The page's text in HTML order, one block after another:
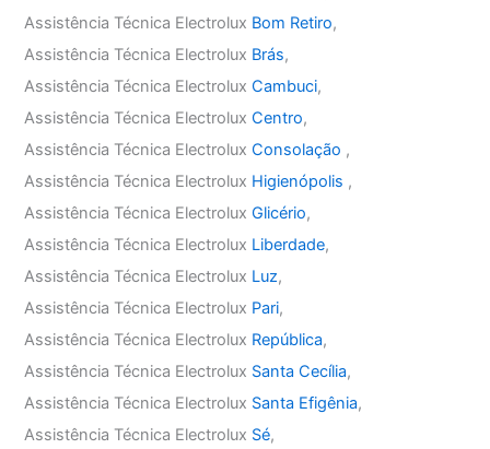
Assistência Técnica Electrolux Bom Retiro,
Assistência Técnica Electrolux Brás,
Assistência Técnica ElectroluxCambuci,
Assistência Técnica ElectroluxCentro,
Assistência Técnica ElectroluxConsolação ,
Assistência Técnica Electrolux Higienópolis ,
Assistência Técnica ElectroluxGlicério,
Assistência Técnica Electrolux Liberdade,
Assistência Técnica Electrolux Luz,
Assistência Técnica Electrolux Pari,
Assistência Técnica Electrolux República,
Assistência Técnica Electrolux Santa Cecília,
Assistência Técnica Electrolux Santa Efigênia,
Assistência Técnica Electrolux Sé,